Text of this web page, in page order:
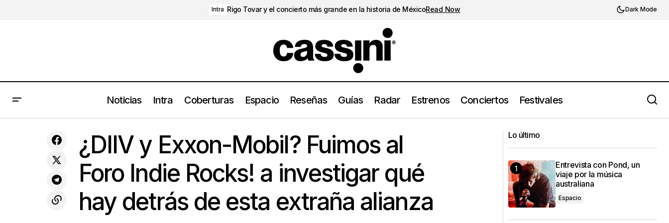
Intra Rigo Tovar y el concierto más grande en la historia de MéxicoRead Now Dark Mode
Noticias Intra Coberturas Espacio Reseñas Guías Radar Estrenos Conciertos Festivales
extraña alianza
Ciudad de México con Dirkschneider,
Cirith Ungol y más
¿DIIV y Exxon-Mobil? Fuimos al
Foro Indie Rocks! a investigar qué
hay detrás de esta extraña alianza
Lo último
Entrevista con Pond, un
viaje por la música
australiana
Espacio